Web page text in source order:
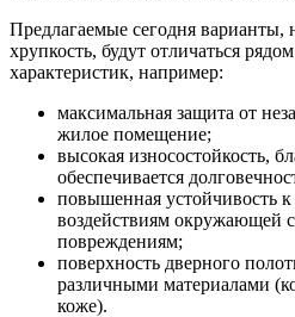
Предлагаемые сегодня
хрупкость, будут отличаться
характеристик, например:
максимальная защита от
жилое помещение;
высокая износостойкость,
обеспечивается
повышенная устойчивость
воздействиям окружающей
повреждениям;
поверхность дверного
различными материалами
коже).